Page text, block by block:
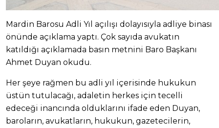
Mardin Barosu Adli Yıl açılışı dolayısıyla adliye binası
önünde açıklama yaptı. Çok sayıda avukatın
katıldığı açıklamada basın metnini Baro Başkanı
Ahmet Duyan okudu.
Her şeye rağmen bu adli yıl içerisinde hukukun
üstün tutulacağı, adaletin herkes için tecelli
edeceği inancında olduklarını ifade eden Duyan,
baroların, avukatların, hukukun, gazetecilerin,